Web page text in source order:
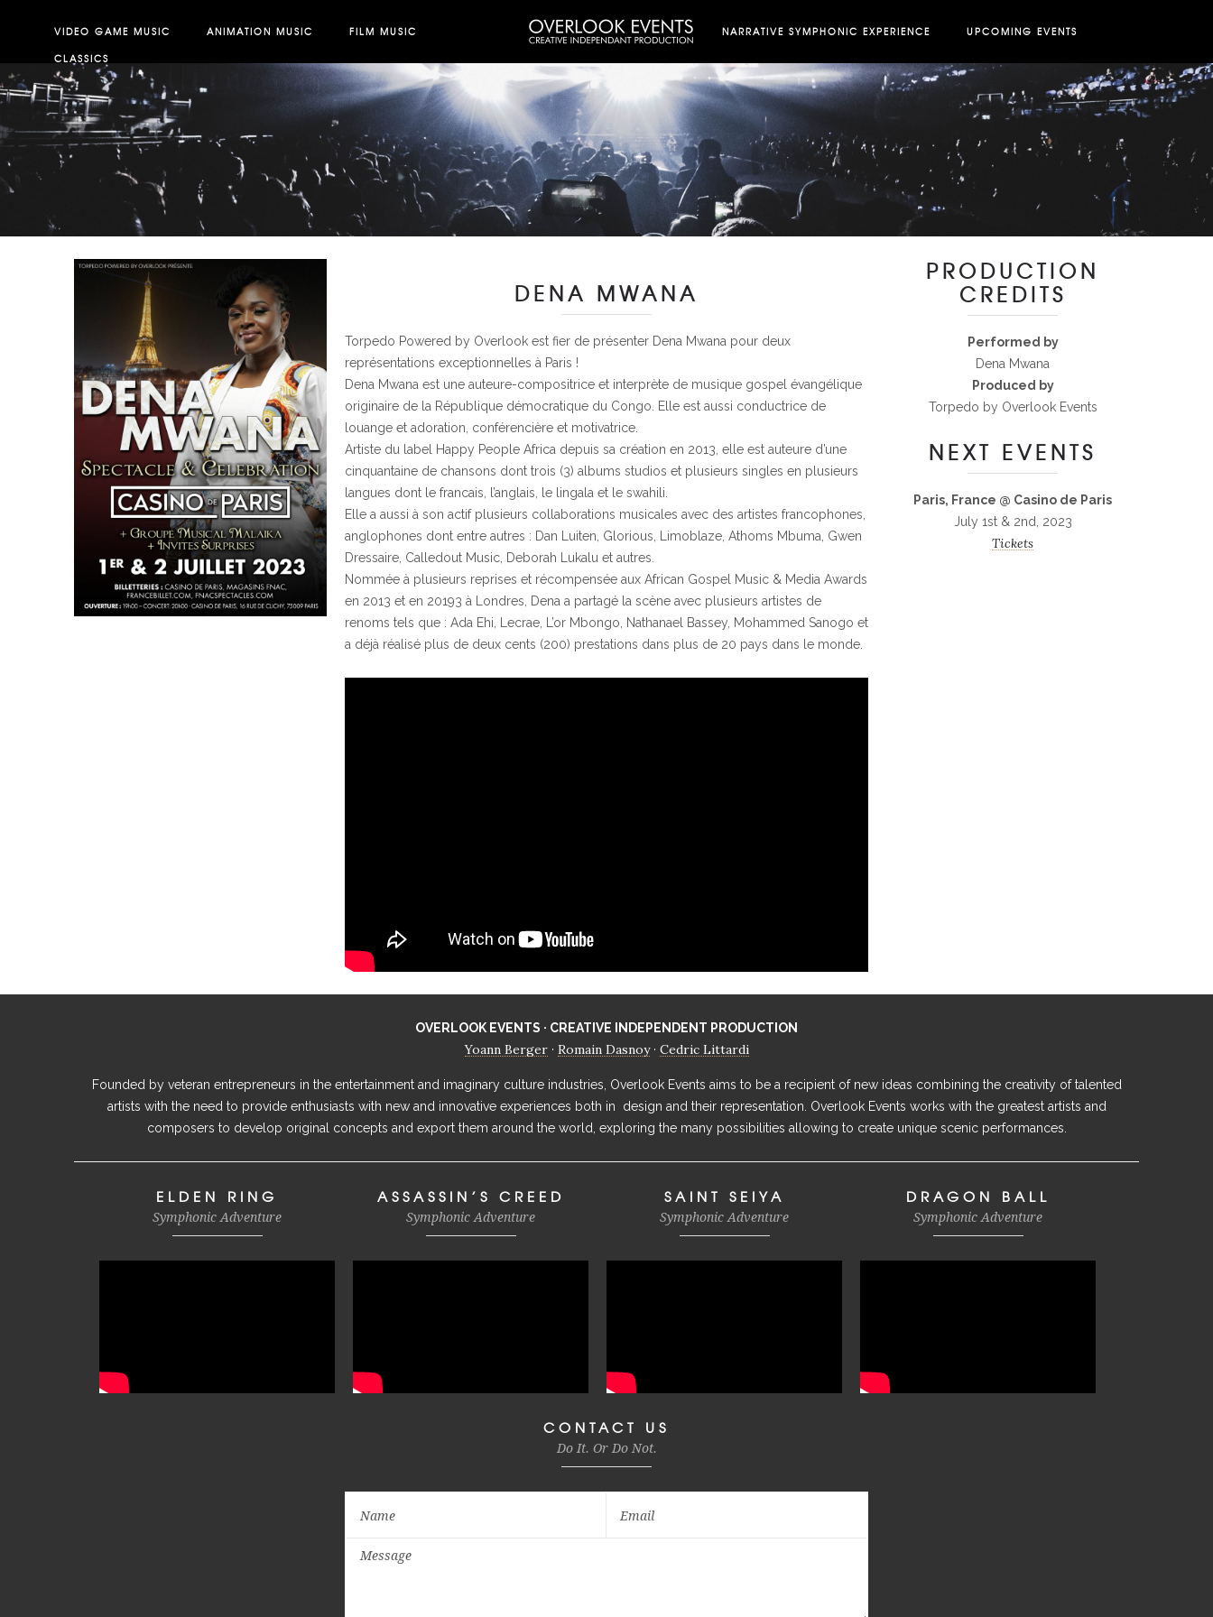
VIDEO GAME MUSIC ANIMATION MUSIC
FILM MUSIC
CLASSICS
NARRATIVE SYMPHONIC EXPERIENCE UPCOMING EVENTS
DENA MWANA
Torpedo Powered by Overlook est fier de présenter Dena Mwana pour deux
représentations exceptionnelles à Paris !
Dena Mwana est une auteure-compositrice et interprète de musique gospel évangélique
originaire de la République démocratique du Congo. Elle est aussi conductrice de
louange et adoration, conférencière et motivatrice.
Artiste du label Happy People Africa depuis sa création en 2013, elle est auteure d’une
cinquantaine de chansons dont trois (3) albums studios et plusieurs singles en plusieurs
langues dont le francais, l’anglais, le lingala et le swahili.
Elle a aussi à son actif plusieurs collaborations musicales avec des artistes francophones,
anglophones dont entre autres : Dan Luiten, Glorious, Limoblaze, Athoms Mbuma, Gwen
Dressaire, Calledout Music, Deborah Lukalu et autres.
Nommée à plusieurs reprises et récompensée aux African Gospel Music & Media Awards
en 2013 et en 20193 à Londres, Dena a partagé la scène avec plusieurs artistes de
renoms tels que : Ada Ehi, Lecrae, L’or Mbongo, Nathanael Bassey, Mohammed Sanogo et
a déjà réalisé plus de deux cents (200) prestations dans plus de 20 pays dans le monde.
PRODUCTION
CREDITS
Performed by
Dena Mwana
Produced by
Torpedo by Overlook Events
NEXT EVENTS
Paris, France @ Casino de Paris
July 1st & 2nd, 2023
Tickets
OVERLOOK EVENTS · CREATIVE INDEPENDENT PRODUCTION
Yoann Berger· Romain Dasnoy· Cedric Littardi
Founded by veteran entrepreneurs in the entertainment and imaginary culture industries, Overlook Events aims to be a recipient of new ideas combining the creativity of talented
artists with the need to provide enthusiasts with new and innovative experiences both in design and their representation. Overlook Events works with the greatest artists and
composers to develop original concepts and export them around the world, exploring the many possibilities allowing to create unique scenic performances.
ELDEN RING
Symphonic Adventure
ASSASSIN’S CREED
Symphonic Adventure
SAINT SEIYA
Symphonic Adventure
DRAGON BALL
Symphonic Adventure
CONTACT US
Do It. Or Do Not.